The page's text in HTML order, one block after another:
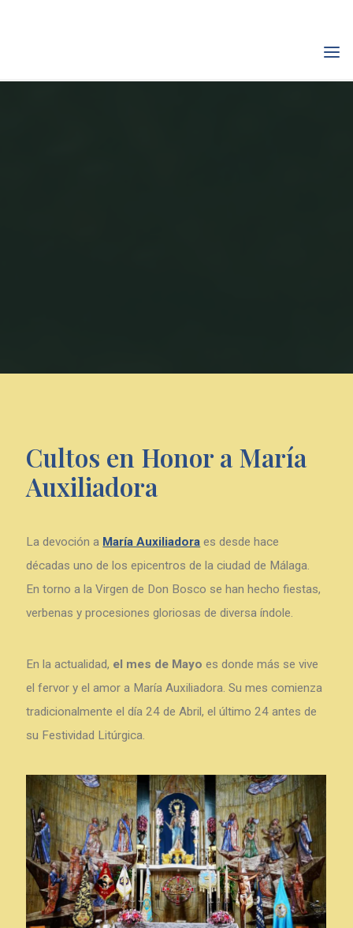
Cultos en Honor a María
Auxiliadora
La devoción a María Auxiliadora es desde hace
décadas uno de los epicentros de la ciudad de Málaga.
En torno a la Virgen de Don Bosco se han hecho fiestas,
verbenas y procesiones gloriosas de diversa índole.
En la actualidad, el mes de Mayo es donde más se vive
el fervor y el amor a María Auxiliadora. Su mes comienza
tradicionalmente el día 24 de Abril, el último 24 antes de
su Festividad Litúrgica.